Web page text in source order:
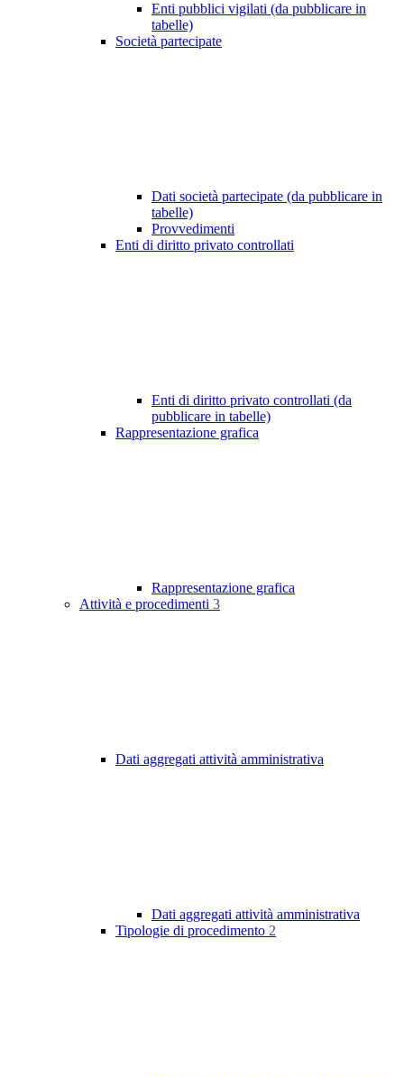
Enti pubblici vigilati (da pubblicare in
tabelle)
Società partecipate
Dati società partecipate (da pubblicare in
tabelle)
Provvedimenti
Enti di diritto privato controllati
Enti di diritto privato controllati (da
pubblicare in tabelle)
Rappresentazione grafica
Rappresentazione grafica
Attività e procedimenti 3
Dati aggregati attività amministrativa
Dati aggregati attività amministrativa
Tipologie di procedimento 2